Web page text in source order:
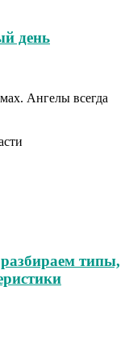
день
Ангелы всегда
типы,